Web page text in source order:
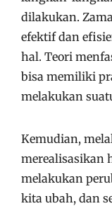
dilakukan.
efektif dan
hal. Teori
bisa memiliki
melakukan
Kemudian,
merealisasikan
melakukan
kita ubah, dan